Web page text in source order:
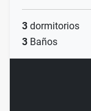
3 dormitorios
3 Baños